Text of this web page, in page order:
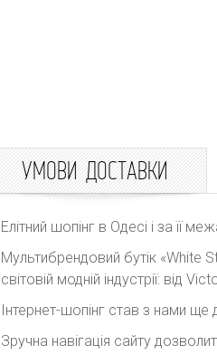
УМОВИ ДОСТАВКИ
Елітний шопінг в Одесі і за її
Мультибрендовий бутік «White
світовій модній індустрії: від
Інтернет-шопінг став з нами ще
Зручна навігація сайту